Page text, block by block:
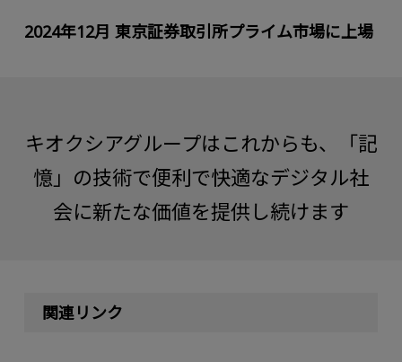
2024年12月 東京証券取引所プライム市場に上場
キオクシアグループはこれからも、「記
憶」の技術で便利で快適なデジタル社
会に新たな価値を提供し続けます
関連リンク